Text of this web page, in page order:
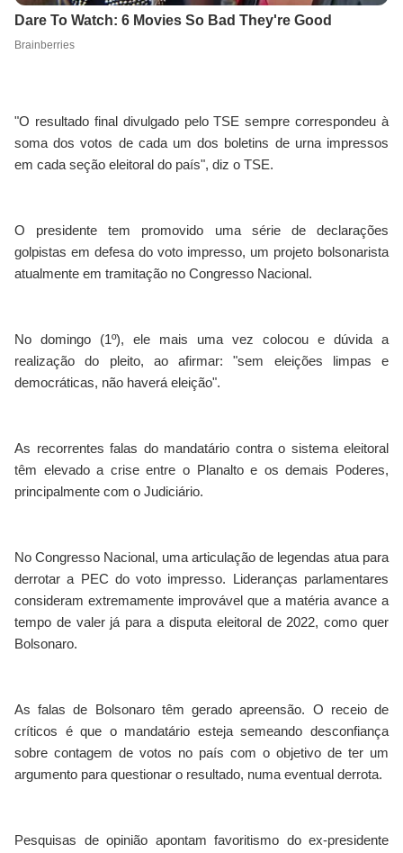
"O resultado final divulgado pelo TSE sempre correspondeu à
soma dos votos de cada um dos boletins de urna impressos
em cada seção eleitoral do país", diz o TSE.
O presidente tem promovido uma série de declarações
golpistas em defesa do voto impresso, um projeto bolsonarista
atualmente em tramitação no Congresso Nacional.
No domingo (1º), ele mais uma vez colocou e dúvida a
realização do pleito, ao afirmar: "sem eleições limpas e
democráticas, não haverá eleição".
As recorrentes falas do mandatário contra o sistema eleitoral
têm elevado a crise entre o Planalto e os demais Poderes,
principalmente com o Judiciário.
No Congresso Nacional, uma articulação de legendas atua para
derrotar a PEC do voto impresso. Lideranças parlamentares
consideram extremamente improvável que a matéria avance a
tempo de valer já para a disputa eleitoral de 2022, como quer
Bolsonaro.
As falas de Bolsonaro têm gerado apreensão. O receio de
críticos é que o mandatário esteja semeando desconfiança
sobre contagem de votos no país com o objetivo de ter um
argumento para questionar o resultado, numa eventual derrota.
Pesquisas de opinião apontam favoritismo do ex-presidente